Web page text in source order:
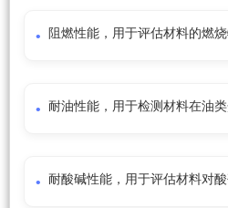
阻燃性能，用于评估材料的燃
耐油性能，用于检测材料在油
耐酸碱性能，用于评估材料对